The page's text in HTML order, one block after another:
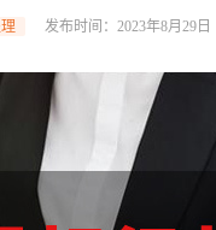
发布时间：2023年8月29日